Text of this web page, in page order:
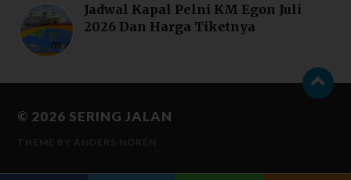
Jadwal Kapal Pelni KM Egon Juli
2026 Dan Harga Tiketnya
© 2026 SERING JALAN